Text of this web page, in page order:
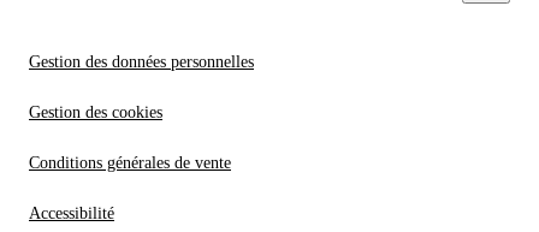
Gestion des données personnelles
Gestion des cookies
Conditions générales de vente
Accessibilité